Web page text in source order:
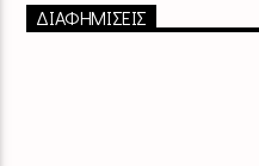
ΔΙΑΦΗΜΙΣΕΙΣ